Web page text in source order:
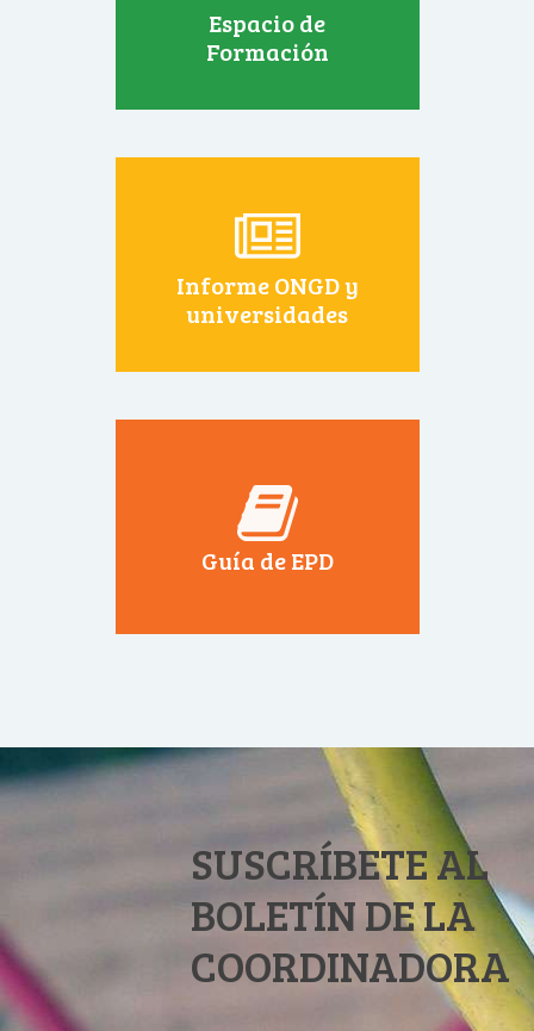
Espacio de
Formación
Informe ONGD y
universidades
Guía de EPD
SUSCRÍBETE AL
BOLETÍN DE LA
COORDINADORA